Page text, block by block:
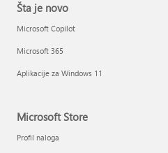
Šta je novo
Microsoft Copilot
Microsoft 365
Aplikacije za Windows 11
Microsoft Store
Profil naloga